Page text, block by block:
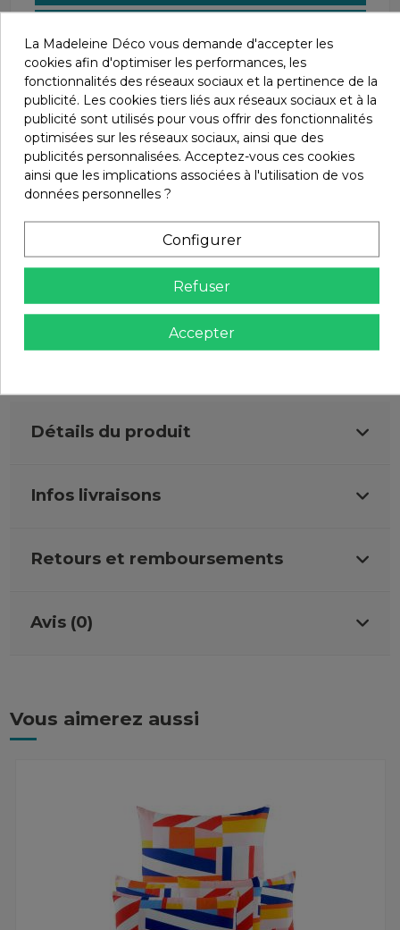
AVEC LE CRÉDIT AGRICOLE
SATISFAIT OU REMBOURSÉ.
CHANGEZ D'AVIS SOUS 14 JOURS !
LAVAGE À LA MAIN 30°C
Détails du produit
Infos livraisons
Retours et remboursements
Avis (0)
Vous aimerez aussi
La Madeleine Déco vous demande d'accepter les
cookies afin d'optimiser les performances, les
fonctionnalités des réseaux sociaux et la pertinence de la
publicité. Les cookies tiers liés aux réseaux sociaux et à la
publicité sont utilisés pour vous offrir des fonctionnalités
optimisées sur les réseaux sociaux, ainsi que des
publicités personnalisées. Acceptez-vous ces cookies
ainsi que les implications associées à l'utilisation de vos
données personnelles ?
Configurer
Refuser
Accepter